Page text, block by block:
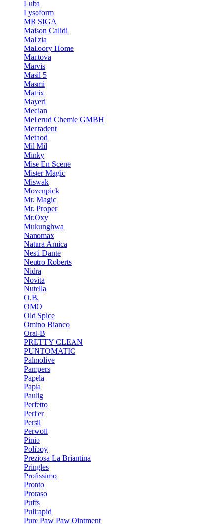
Luba
Lysoform
MR.SIGA
Maison Calidi
Malizia
Malloory Home
Mantova
Marvis
Masil 5
Masmi
Matrix
Mayeri
Median
Mellerud Chemie GMBH
Mentadent
Method
Mil Mil
Minky
Mise En Scene
Mister Magic
Miswak
Movenpick
Mr. Magic
Mr. Proper
Mr.Oxy
Mukunghwa
Nanomax
Natura Amica
Nesti Dante
Neutro Roberts
Nidra
Novita
Nutella
O.B.
OMO
Old Spice
Omino Bianco
Oral-B
PRETTY CLEAN
PUNTOMATIC
Palmolive
Pampers
Papela
Papia
Paulig
Perfetto
Perlier
Persil
Perwoll
Pinio
Poliboy
Preziosa La Briantina
Pringles
Profissimo
Pronto
Proraso
Puffs
Pulirapid
Pure Paw Paw Ointment